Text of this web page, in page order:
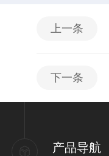
上一条
下一条
产品导航